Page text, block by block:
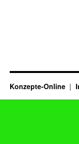
Konzepte-Online